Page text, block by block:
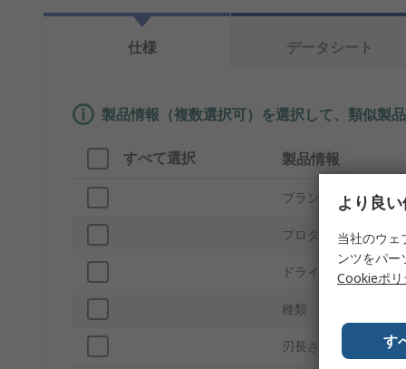
仕様 データシート
製品情報（複数選択可）を選択して、類似製
すべて選択 製品情報
ブランド
プロダクトタイプ
ドライバータイプ
種類
刃長さ
より良
当社のウェ
ンツをパ
Cookieポリ
す